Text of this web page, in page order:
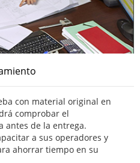
con material original en
comprobar el
antes de la entrega.
a sus operadores y
ahorrar tiempo en su